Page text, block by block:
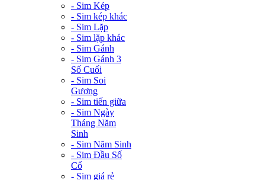
- Sim Kép
- Sim kép khác
- Sim Lặp
- Sim lặp khác
- Sim Gánh
- Sim Gánh 3
Số Cuối
- Sim Soi
Gương
- Sim tiến giữa
- Sim Ngày
Tháng Năm
Sinh
- Sim Năm Sinh
- Sim Đầu Số
Cổ
- Sim giá rẻ